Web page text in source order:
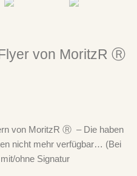
von MoritzR Ⓡ
von MoritzR Ⓡ – Die haben
nicht mehr verfügbar… (Bei
ohne Signatur